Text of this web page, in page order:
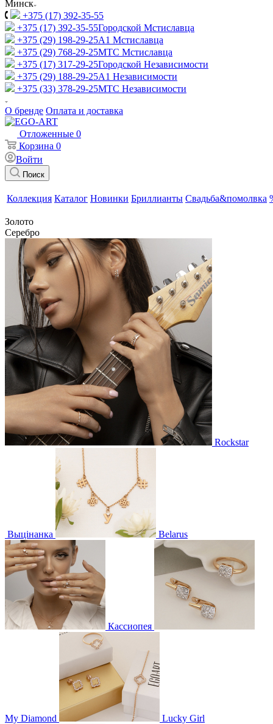
Минск
+375 (17) 392-35-55
+375 (17) 392-35-55Городской Мстиславца
+375 (29) 198-29-25A1 Мстиславца
+375 (29) 768-29-25МТС Мстиславца
+375 (17) 317-29-25Городской Независимости
+375 (29) 188-29-25A1 Независимости
+375 (33) 378-29-25МТС Независимости
О бренде Оплата и доставка
Отложенные 0
Корзина 0
Войти
Поиск
Коллекция Каталог Новинки Бриллианты Свадьба&помолвка
Золото
Серебро
Rockstar
Выцінанка Belarus
Кассиопея
My Diamond Lucky Girl